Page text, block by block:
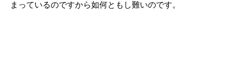
まっているのですから如何ともし難いのです。